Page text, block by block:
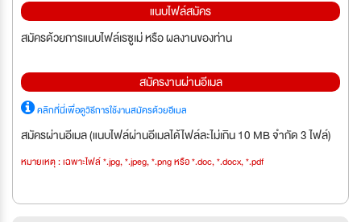
แนบไฟล์สมัคร
สมัครด้วยการแนบไฟล์เรซูเม่ หรือ ผลงานของท่าน
สมัครงานผ่านอีเมล
คลิกที่นี่เพื่อดูวิธีการใช้งานสมัครด้วยอีเมล
สมัครผ่านอีเมล (แนบไฟล์ผ่านอีเมลได้ไฟล์ละไม่เกิน 10 MB จำกัด 3 ไฟล์)
หมายเหตุ : เฉพาะไฟล์ *.jpg, *.jpeg, *.png หรือ *.doc, *.docx, *.pdf